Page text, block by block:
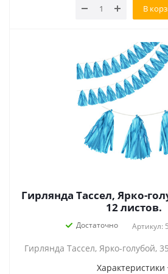
В
Гирлянда Тассел, Ярко-
12 листов.
Достаточно Артикул:
Гирлянда Тассел, Ярко-голубой,
Характеристики